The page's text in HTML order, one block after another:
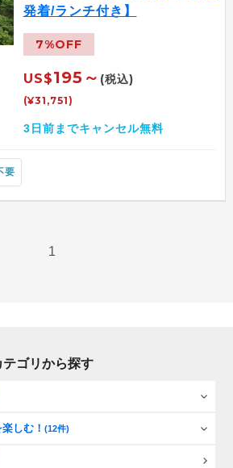
発着/ランチ付き】
7%OFF
US$195～ (税込)
(¥31,751)
3日前までキャンセル無料
要
1
テゴリから探す
楽しむ！(12件)